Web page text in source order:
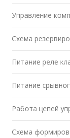
Управление
Схема
Питание реле
Питание
Работа цепей
Схема